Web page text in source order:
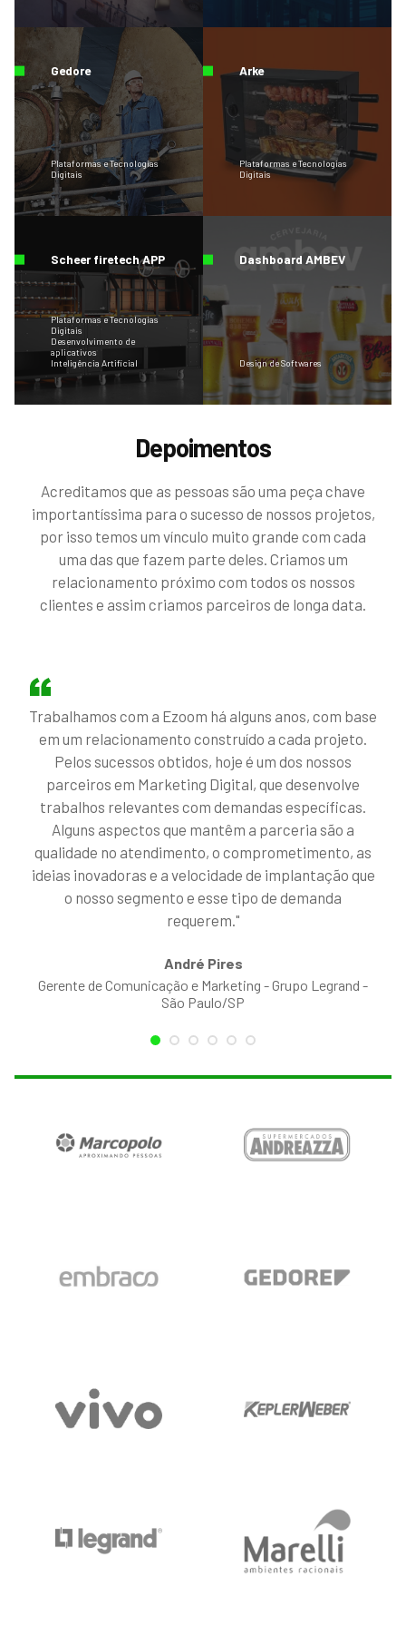
Gedore
Plataformas e Tecnologias
Digitais
Arke
Plataformas e Tecnologias
Digitais
Scheer firetech APP
Plataformas e Tecnologias
Digitais
Desenvolvimento de
aplicativos
Inteligência Artificial
Dashboard AMBEV
Design de Softwares
Depoimentos
Acreditamos que as pessoas são uma peça chave
importantíssima para o sucesso de nossos projetos,
por isso temos um vínculo muito grande com cada
uma das que fazem parte deles. Criamos um
relacionamento próximo com todos os nossos
clientes e assim criamos parceiros de longa data.
Trabalhamos com a Ezoom há alguns anos, com base
em um relacionamento construído a cada projeto.
Pelos sucessos obtidos, hoje é um dos nossos
parceiros em Marketing Digital, que desenvolve
trabalhos relevantes com demandas específicas.
Alguns aspectos que mantêm a parceria são a
qualidade no atendimento, o comprometimento, as
ideias inovadoras e a velocidade de implantação que
o nosso segmento e esse tipo de demanda
requerem.
André Pires
Gerente de Comunicação e Marketing - Grupo Legrand -
São Paulo/SP